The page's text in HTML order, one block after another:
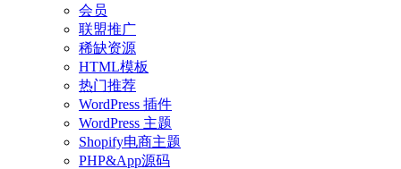
会员
联盟推广
稀缺资源
HTML模板
热门推荐
WordPress 插件
WordPress 主题
Shopify电商主题
PHP&App源码